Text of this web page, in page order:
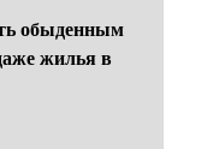
обыденным
жилья в